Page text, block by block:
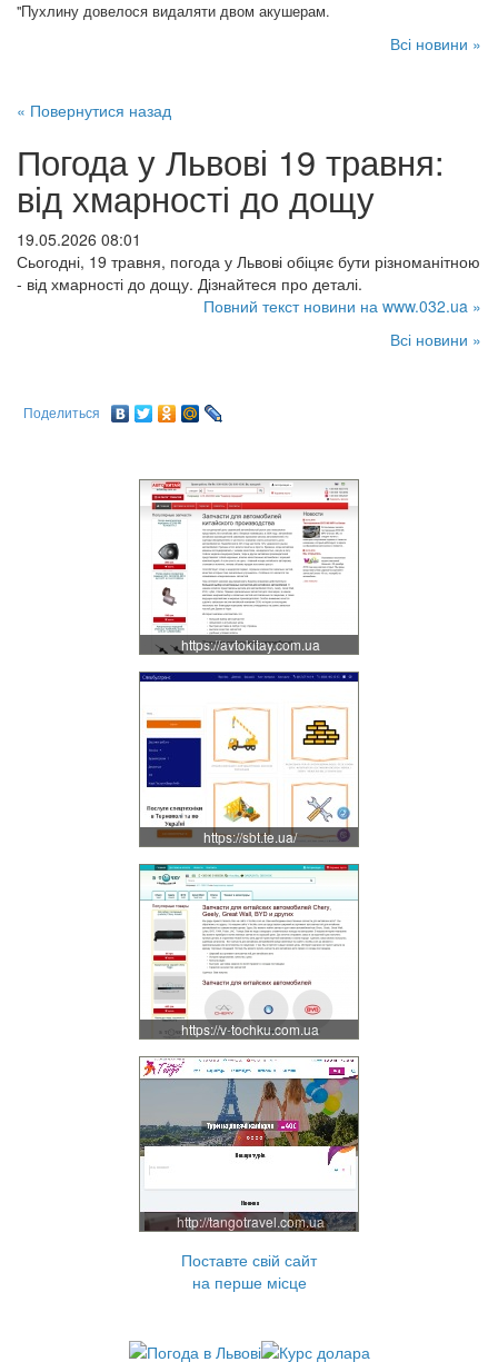
"Пухлину довелося видаляти двом акушерам.
Всі новини »
« Повернутися назад
Погода у Львові 19 травня:
від хмарності до дощу
19.05.2026 08:01
Сьогодні, 19 травня, погода у Львові обіцяє бути різноманітною
- від хмарності до дощу. Дізнайтеся про деталі.
Повний текст новини на www.032.ua »
Всі новини »
Поделиться
https://avtokitay.com.ua
https://sbt.te.ua/
https://v-tochku.com.ua
http://tangotravel.com.ua
Поставте свій сайт
на перше місце